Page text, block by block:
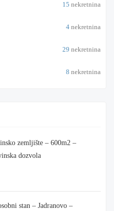
15 nekretnina
4 nekretnina
29 nekretnina
8 nekretnina
zemljište – 600m2 –
dozvola
stan – Jadranovo –